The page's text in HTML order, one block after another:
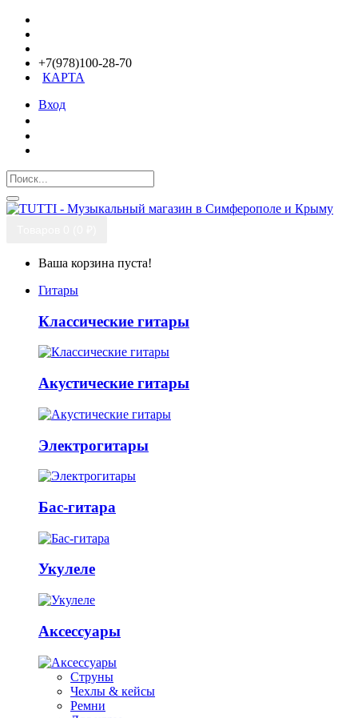
+7(978)100-28-70
КАРТА
Вход
Ваша корзина пуста!
Гитары
Классические гитары
Акустические гитары
Электрогитары
Бас-гитара
Укулеле
Аксессуары
Струны
Чехлы & кейсы
Ремни